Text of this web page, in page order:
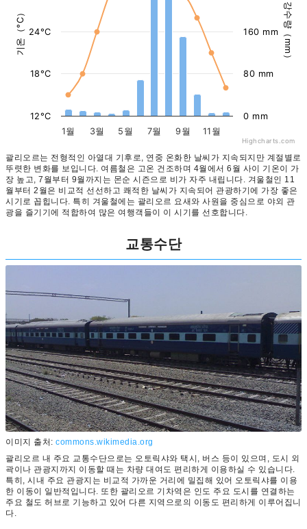
기온（°C） 강수량（mm）
1월 3월 5월 7월 9월 11월
12°C
18°C
24°C
0 mm
80 mm
160 mm
Highcharts.com
괄리오르는 전형적인 아열대 기후로, 연중 온화한 날씨가 지속되지만 계절별로
뚜렷한 변화를 보입니다. 여름철은 고온 건조하며 4월에서 6월 사이 기온이 가
장 높고, 7월부터 9월까지는 몬순 시즌으로 비가 자주 내립니다. 겨울철인 11
월부터 2월은 비교적 선선하고 쾌적한 날씨가 지속되어 관광하기에 가장 좋은
시기로 꼽힙니다. 특히 겨울철에는 괄리오르 요새와 사원을 중심으로 야외 관
광을 즐기기에 적합하여 많은 여행객들이 이 시기를 선호합니다.
교통수단
이미지 출처: commons.wikimedia.org
괄리오르 내 주요 교통수단으로는 오토릭샤와 택시, 버스 등이 있으며, 도시 외
곽이나 관광지까지 이동할 때는 차량 대여도 편리하게 이용하실 수 있습니다.
특히, 시내 주요 관광지는 비교적 가까운 거리에 밀집해 있어 오토릭샤를 이용
한 이동이 일반적입니다. 또한 괄리오르 기차역은 인도 주요 도시를 연결하는
주요 철도 허브로 기능하고 있어 다른 지역으로의 이동도 편리하게 이루어집니
다.